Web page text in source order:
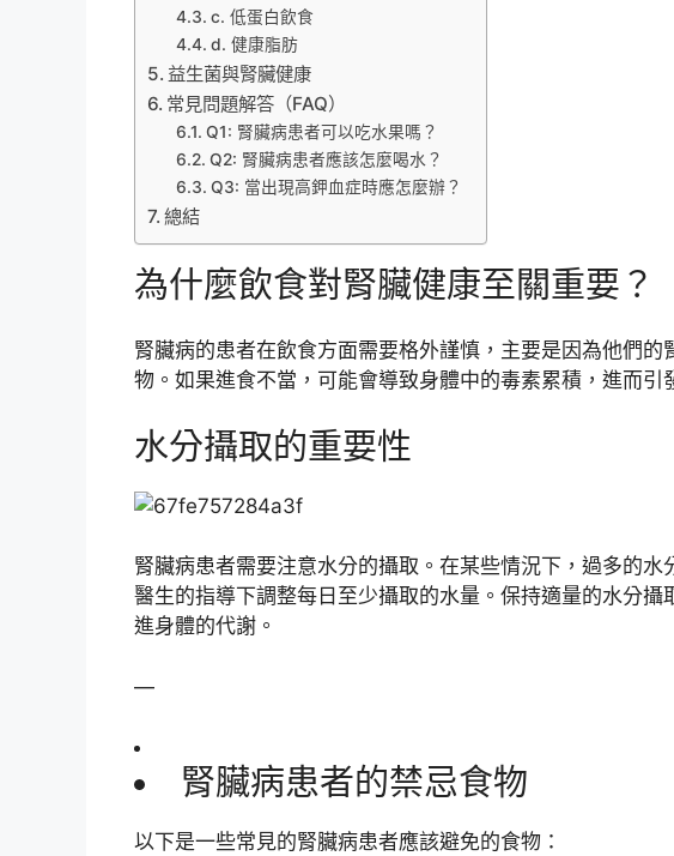
c. 低蛋白飲食
d. 健康脂肪
益生菌與腎臟健康
常見問題解答（FAQ）
Q1: 腎臟病患者可以吃水果嗎？
Q2: 腎臟病患者應該怎麼喝水？
Q3: 當出現高鉀血症時應怎麼辦？
總結
為什麼飲食對腎臟健康至關重要？
腎臟病的患者在飲食方面需要格外謹慎，主要是因為他們
物。如果進食不當，可能會導致身體中的毒素累積，進而引
水分攝取的重要性
腎臟病患者需要注意水分的攝取。在某些情況下，過多的
醫生的指導下調整每日至少攝取的水量。保持適量的水分
進身體的代謝。
—
腎臟病患者的禁忌食物
以下是一些常見的腎臟病患者應該避免的食物：